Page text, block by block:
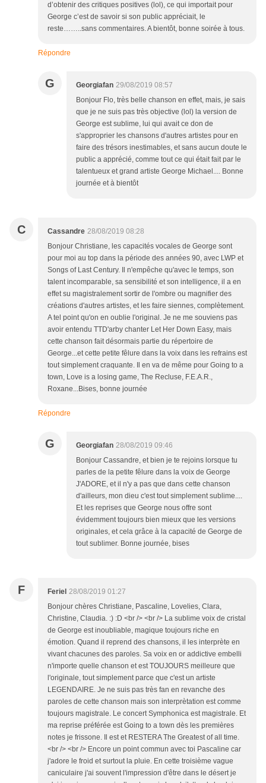
d’obtenir des critiques positives (lol), ce qui importait pour
George c’est de savoir si son public appréciait, le
reste……..sans commentaires. A bientôt, bonne soirée à tous.
Répondre
G Georgiafan 29/08/2019 08:57
Bonjour Flo, très belle chanson en effet, mais, je sais
que je ne suis pas très objective (lol) la version de
George est sublime, lui qui avait ce don de
s'approprier les chansons d'autres artistes pour en
faire des trésors inestimables, et sans aucun doute le
public a apprécié, comme tout ce qui était fait par le
talentueux et grand artiste George Michael.... Bonne
journée et à bientôt
C Cassandre 28/08/2019 08:28
Bonjour Christiane, les capacités vocales de George sont
pour moi au top dans la période des années 90, avec LWP et
Songs of Last Century. Il n'empêche qu'avec le temps, son
talent incomparable, sa sensibilité et son intelligence, il a en
effet su magistralement sortir de l'ombre ou magnifier des
créations d'autres artistes, et les faire siennes, complètement.
A tel point qu'on en oublie l'original. Je ne me souviens pas
avoir entendu TTD'arby chanter Let Her Down Easy, mais
cette chanson fait désormais partie du répertoire de
George...et cette petite fêlure dans la voix dans les refrains est
tout simplement craquante. Il en va de même pour Going to a
town, Love is a losing game, The Recluse, F.E.A.R.,
Roxane...Bises, bonne journée
Répondre
G Georgiafan 28/08/2019 09:46
Bonjour Cassandre, et bien je te rejoins lorsque tu
parles de la petite fêlure dans la voix de George
J'ADORE, et il n'y a pas que dans cette chanson
d'ailleurs, mon dieu c'est tout simplement sublime....
Et les reprises que George nous offre sont
évidemment toujours bien mieux que les versions
originales, et cela grâce à la capacité de George de
tout sublimer. Bonne journée, bises
F Feriel 28/08/2019 01:27
Bonjour chères Christiane, Pascaline, Lovelies, Clara,
Christine, Claudia. :) :D <br /> <br /> La sublime voix de cristal
de George est inoubliable, magique toujours riche en
émotion. Quand il reprend des chansons, il les interprète en
vivant chacunes des paroles. Sa voix en or addictive embelli
n'importe quelle chanson et est TOUJOURS meilleure que
l'originale, tout simplement parce que c'est un artiste
LEGENDAIRE. Je ne suis pas très fan en revanche des
paroles de cette chanson mais son interprètation est comme
toujours magistrale. Le concert Symphonica est magistrale. Et
ma reprise préférée est Going to a town dès les premières
notes je frissone. Il est et RESTERA The Greatest of all time.
<br /> <br /> Encore un point commun avec toi Pascaline car
j'adore le froid et surtout la pluie. En cette troisième vague
caniculaire j'ai souvent l'impression d'être dans le désert je